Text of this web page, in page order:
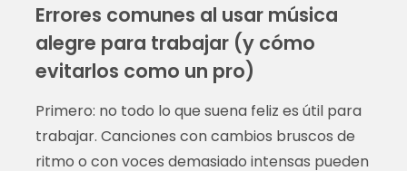
Errores comunes al usar música
alegre para trabajar (y cómo
evitarlos como un pro)
Primero: no todo lo que suena feliz es útil para
trabajar. Canciones con cambios bruscos de
ritmo o con voces demasiado intensas pueden